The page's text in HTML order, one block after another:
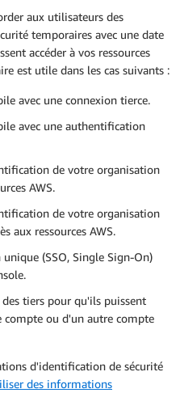
aux utilisateurs des
temporaires avec une date
accéder à vos ressources
est utile dans les cas suivants :
avec une connexion tierce.
avec une authentification
de votre organisation
AWS.
de votre organisation
aux ressources AWS.
(SSO, Single Sign-On)
des tiers pour qu'ils puissent
compte ou d'un autre compte
d'identification de sécurité
des informations